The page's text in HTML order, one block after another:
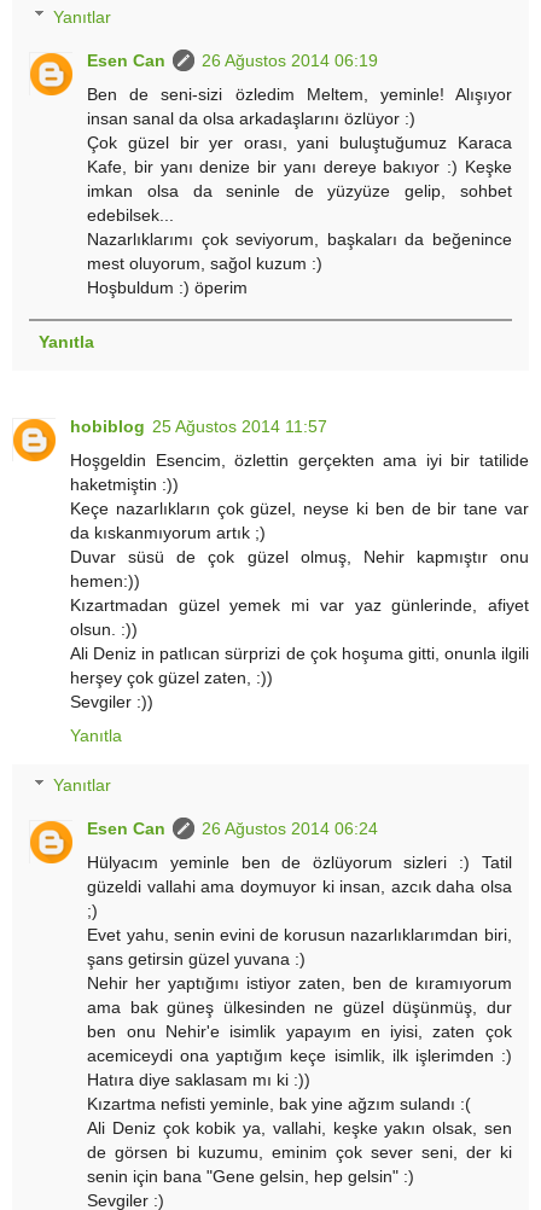
Yanıtlar
Esen Can
26 Ağustos 2014 06:19
Ben de seni-sizi özledim Meltem, yeminle! Alışıyor
insan sanal da olsa arkadaşlarını özlüyor :)
Çok güzel bir yer orası, yani buluştuğumuz Karaca
Kafe, bir yanı denize bir yanı dereye bakıyor :) Keşke
imkan olsa da seninle de yüzyüze gelip, sohbet
edebilsek...
Nazarlıklarımı çok seviyorum, başkaları da beğenince
mest oluyorum, sağol kuzum :)
Hoşbuldum :) öperim
Yanıtla
hobiblog 25 Ağustos 2014 11:57
Hoşgeldin Esencim, özlettin gerçekten ama iyi bir tatilide
haketmiştin :))
Keçe nazarlıkların çok güzel, neyse ki ben de bir tane var
da kıskanmıyorum artık ;)
Duvar süsü de çok güzel olmuş, Nehir kapmıştır onu
hemen:))
Kızartmadan güzel yemek mi var yaz günlerinde, afiyet
olsun. :))
Ali Deniz in patlıcan sürprizi de çok hoşuma gitti, onunla ilgili
herşey çok güzel zaten, :))
Sevgiler :))
Yanıtla
Yanıtlar
Esen Can
26 Ağustos 2014 06:24
Hülyacım yeminle ben de özlüyorum sizleri :) Tatil
güzeldi vallahi ama doymuyor ki insan, azcık daha olsa
;)
Evet yahu, senin evini de korusun nazarlıklarımdan biri,
şans getirsin güzel yuvana :)
Nehir her yaptığımı istiyor zaten, ben de kıramıyorum
ama bak güneş ülkesinden ne güzel düşünmüş, dur
ben onu Nehir'e isimlik yapayım en iyisi, zaten çok
acemiceydi ona yaptığım keçe isimlik, ilk işlerimden :)
Hatıra diye saklasam mı ki :))
Kızartma nefisti yeminle, bak yine ağzım sulandı :(
Ali Deniz çok kobik ya, vallahi, keşke yakın olsak, sen
de görsen bi kuzumu, eminim çok sever seni, der ki
senin için bana "Gene gelsin, hep gelsin" :)
Sevgiler :)